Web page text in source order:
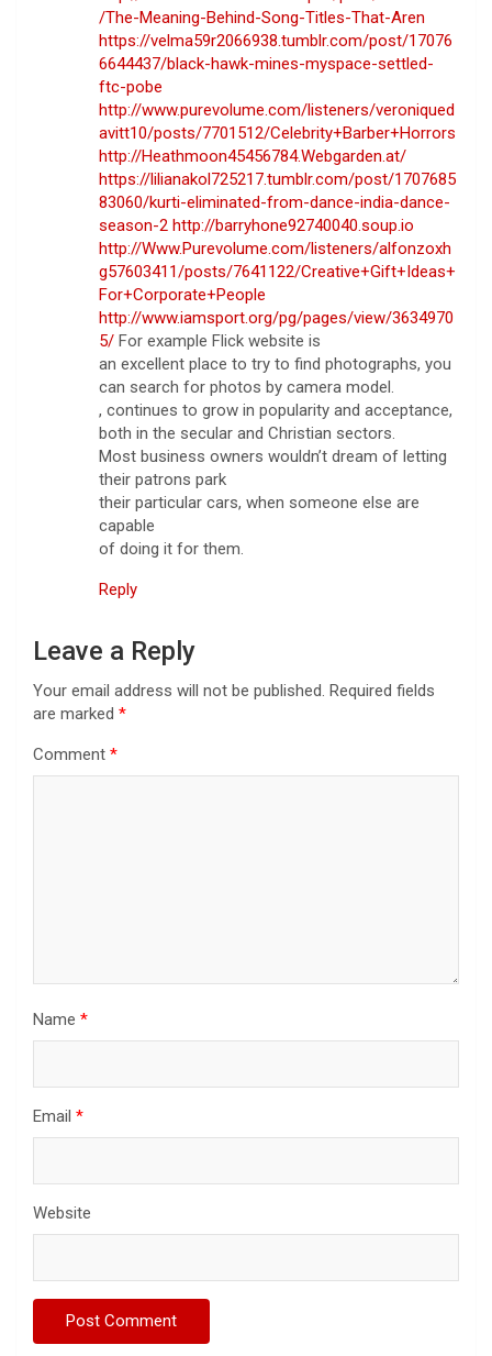
/The-Meaning-Behind-Song-Titles-That-Aren
https://velma59r2066938.tumblr.com/post/17076
6644437/black-hawk-mines-myspace-settled-
ftc-pobe
http://www.purevolume.com/listeners/veroniqued
avitt10/posts/7701512/Celebrity+Barber+Horrors
http://Heathmoon45456784.Webgarden.at/
https://lilianakol725217.tumblr.com/post/1707685
83060/kurti-eliminated-from-dance-india-dance-
season-2 http://barryhone92740040.soup.io
http://Www.Purevolume.com/listeners/alfonzoxh
g57603411/posts/7641122/Creative+Gift+Ideas+
For+Corporate+People
http://www.iamsport.org/pg/pages/view/3634970
5/ For example Flick website is
an excellent place to try to find photographs, you
can search for photos by camera model.
, continues to grow in popularity and acceptance,
both in the secular and Christian sectors.
Most business owners wouldn’t dream of letting
their patrons park
their particular cars, when someone else are
capable
of doing it for them.
Reply
Leave a Reply
Your email address will not be published. Required fields
are marked *
Comment *
Name *
Email *
Website